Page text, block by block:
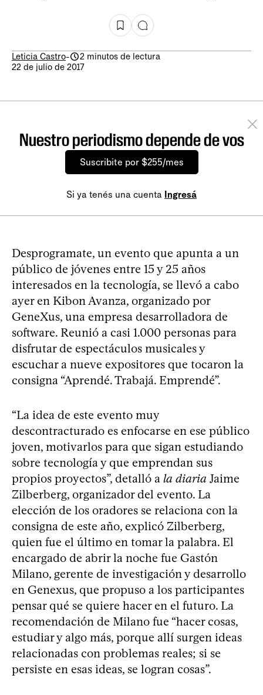
Leticia Castro-
2 minutos de lectura
22 de julio de 2017
Nuestro periodismo depende de vos
Suscribite por $255/mes
Si ya tenés una cuenta Ingresá
Desprogramate, un evento que apunta a un
público de jóvenes entre 15 y 25 años
interesados en la tecnología, se llevó a cabo
ayer en Kibon Avanza, organizado por
GeneXus, una empresa desarrolladora de
software. Reunió a casi 1.000 personas para
disfrutar de espectáculos musicales y
escuchar a nueve expositores que tocaron la
consigna “Aprendé. Trabajá. Emprendé”.
“La idea de este evento muy
descontracturado es enfocarse en ese público
joven, motivarlos para que sigan estudiando
sobre tecnología y que emprendan sus
propios proyectos”, detalló a la diaria Jaime
Zilberberg, organizador del evento. La
elección de los oradores se relaciona con la
consigna de este año, explicó Zilberberg,
quien fue el último en tomar la palabra. El
encargado de abrir la noche fue Gastón
Milano, gerente de investigación y desarrollo
en Genexus, que propuso a los participantes
pensar qué se quiere hacer en el futuro. La
recomendación de Milano fue “hacer cosas,
estudiar y algo más, porque allí surgen ideas
relacionadas con problemas reales; si se
persiste en esas ideas, se logran cosas”.